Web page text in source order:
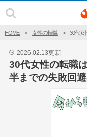
HOME 女性の転職 30代女
🕒 2026.02.13更新
30代女性の転職
半までの失敗回